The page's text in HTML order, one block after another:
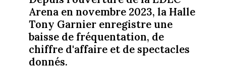
Arena en novembre 2023, la Halle
Tony Garnier enregistre une
baisse de fréquentation, de
chiffre d'affaire et de spectacles
donnés.